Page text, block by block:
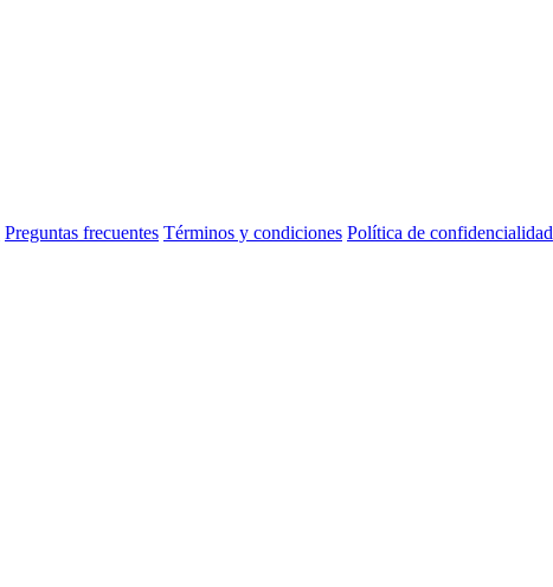
Preguntas frecuentes Términos y condiciones Política de confidencialidad